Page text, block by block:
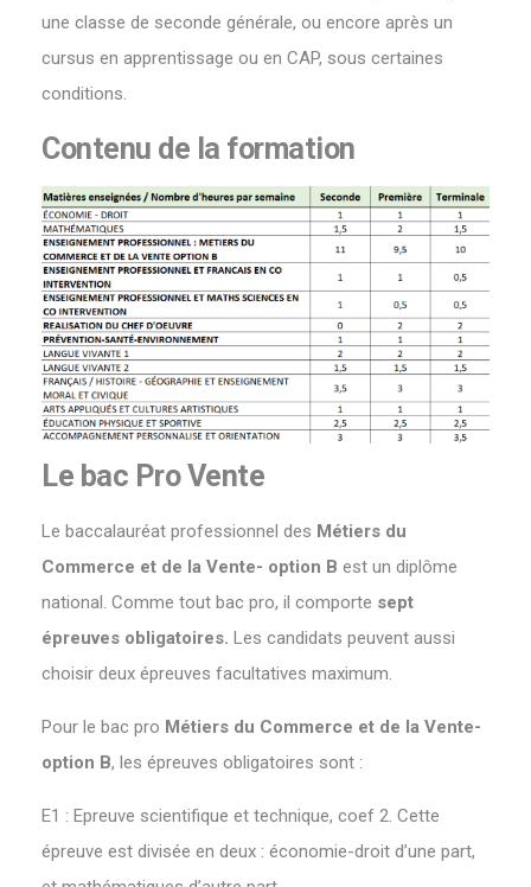
une classe de seconde générale, ou encore après un
cursus en apprentissage ou en CAP, sous certaines
conditions.
Contenu de la formation
Le bac Pro Vente
Le baccalauréat professionnel des Métiers du
Commerce et de la Vente- option B est un diplôme
national. Comme tout bac pro, il comporte sept
épreuves obligatoires. Les candidats peuvent aussi
choisir deux épreuves facultatives maximum.
Pour le bac pro Métiers du Commerce et de la Vente-
option B, les épreuves obligatoires sont :
E1 : Epreuve scientifique et technique, coef 2. Cette
épreuve est divisée en deux : économie-droit d’une part,